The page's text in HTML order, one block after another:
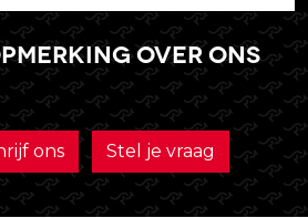
over ons
ons Stel je vraag